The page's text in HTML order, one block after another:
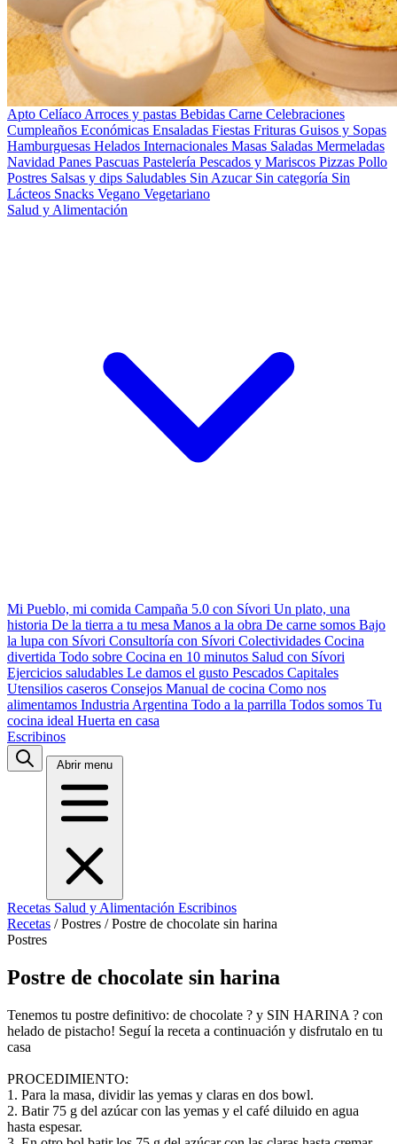
Apto Celíaco Arroces y pastas Bebidas Carne Celebraciones
Cumpleaños Económicas Ensaladas Fiestas Frituras Guisos y Sopas
Hamburguesas Helados Internacionales Masas Saladas Mermeladas
Navidad Panes Pascuas Pastelería Pescados y Mariscos Pizzas Pollo
Postres Salsas y dips Saludables Sin Azucar Sin categoría Sin
Lácteos Snacks Vegano Vegetariano
Salud y Alimentación
Mi Pueblo, mi comida Campaña 5.0 con Sívori Un plato, una
historia De la tierra a tu mesa Manos a la obra De carne somos Bajo
la lupa con Sívori Consultoría con Sívori Colectividades Cocina
divertida Todo sobre Cocina en 10 minutos Salud con Sívori
Ejercicios saludables Le damos el gusto Pescados Capitales
Utensilios caseros Consejos Manual de cocina Como nos
alimentamos Industria Argentina Todo a la parrilla Todos somos Tu
cocina ideal Huerta en casa
Escribinos
Abrir menu
Recetas Salud y Alimentación Escribinos
Recetas / Postres / Postre de chocolate sin harina
Postres
Postre de chocolate sin harina
Tenemos tu postre definitivo: de chocolate ? y SIN HARINA ? con
helado de pistacho! Seguí la receta a continuación y disfrutalo en tu
casa
PROCEDIMIENTO:
1. Para la masa, dividir las yemas y claras en dos bowl.
2. Batir 75 g del azúcar con las yemas y el café diluido en agua
hasta espesar.